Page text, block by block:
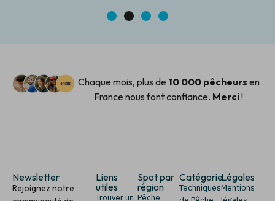
3 4
Chaque mois, plus de 10 000 pêcheurs en
France nous font confiance. Merci!
Newsletter
Rejoignez notre
Liens
utiles
Trouver un
Spot par
région
Pêche
Catégorie
Techniques
Légales
Mentions